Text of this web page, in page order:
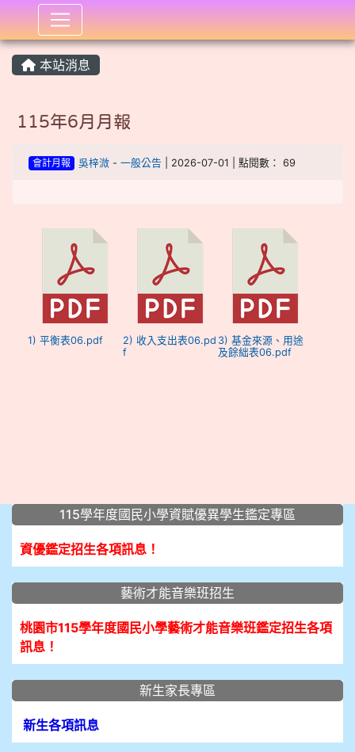
:::
本站消息
115年6月月報
會計月報 吳梓溦- 一般公告 | 2026-07-01 | 點閱數： 69
1) 平衡表06.pdf
2) 收入支出表06.pd
f
3) 基金來源、用途
及餘絀表06.pdf
::: 115學年度國民小學資賦優異學生鑑定專區
資優鑑定招生各項訊息！
藝術才能音樂班招生
桃園市115學年度國民小學藝術才能音樂班鑑定招生各項
訊息！
新生家長專區
新生各項訊息